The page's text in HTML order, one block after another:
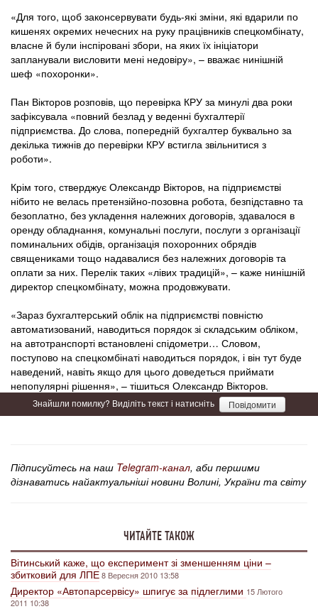
«Для того, щоб законсервувати будь-які зміни, які вдарили по
кишенях окремих нечесних на руку працівників спецкомбінату,
власне й були інспіровані збори, на яких їх ініціатори
запланували висловити мені недовіру», – вважає нинішній
шеф «похоронки».
Пан Вікторов розповів, що перевірка КРУ за минулі два роки
зафіксувала «повний безлад у веденні бухгалтерії
підприємства. До слова, попередній бухгалтер буквально за
декілька тижнів до перевірки КРУ встигла звільнитися з
роботи».
Крім того, стверджує Олександр Вікторов, на підприємстві
нібито не велась претензійно-позовна робота, безпідставно та
безоплатно, без укладення належних договорів, здавалося в
оренду обладнання, комунальні послуги, послуги з організації
поминальних обідів, організація похоронних обрядів
священиками тощо надавалися без належних договорів та
оплати за них. Перелік таких «лівих традицій», – каже нинішній
директор спецкомбінату, можна продовжувати.
«Зараз бухгалтерський облік на підприємстві повністю
автоматизований, наводиться порядок зі складським обліком,
на автотранспорті встановлені спідометри… Словом,
поступово на спецкомбінаті наводиться порядок, і він тут буде
наведений, навіть якщо для цього доведеться приймати
непопулярні рішення», – тішиться Олександр Вікторов.
Знайшли помилку? Виділіть текст і натисніть Повідомити
Підписуйтесь на наш Telegram-канал, аби першими
дізнаватись найактуальніші новини Волині, України та світу
ЧИТАЙТЕ ТАКОЖ
Вітинський каже, що експеримент зі зменшенням ціни –
збитковий для ЛПЕ8 Вересня 2010 13:58
Директор «Автопарсервісу» шпигує за підлеглими 15 Лютого
2011 10:38